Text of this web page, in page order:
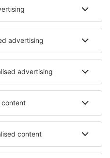
Cazare în Rezovo
- orașe
în Arambol
în West Dennis
Cazare în Chiautla de Tapia
Cazare în Scottburgh